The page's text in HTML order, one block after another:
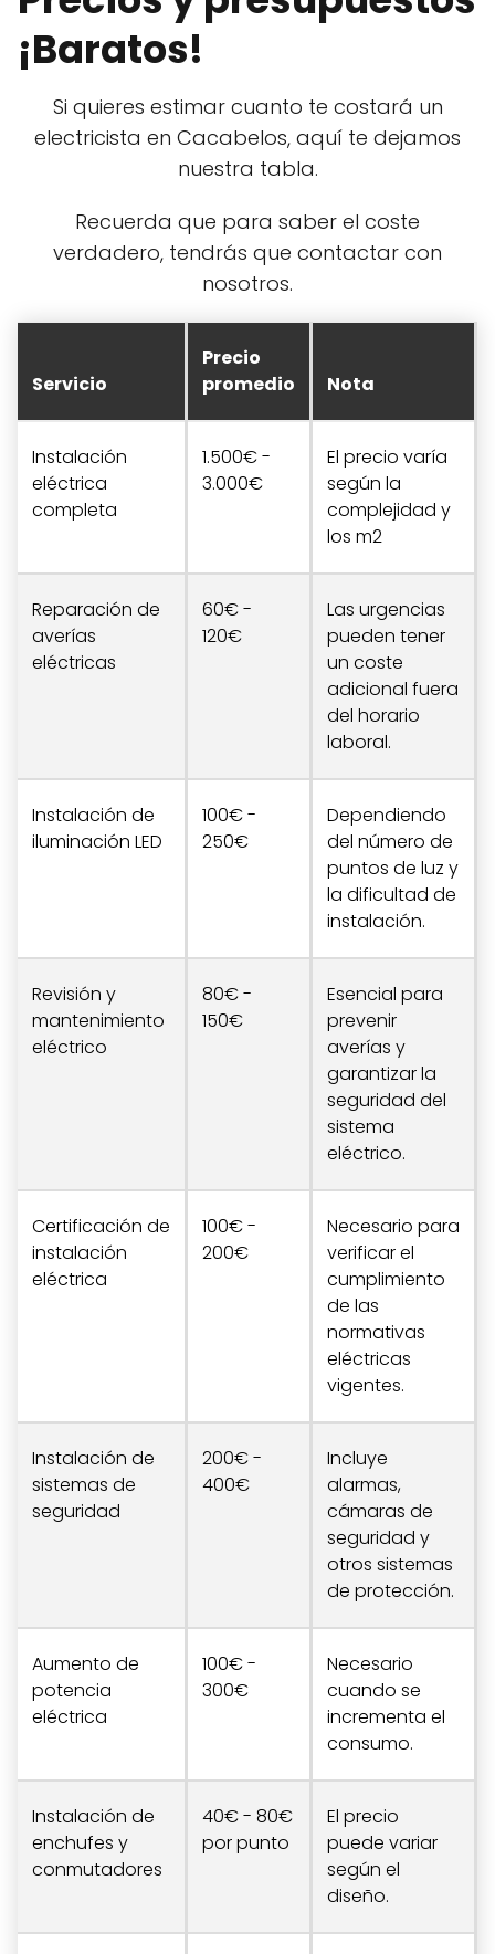
¡Baratos!
Si quieres estimar cuanto te costará un
electricista en Cacabelos, aquí te dejamos
nuestra tabla.
Recuerda que para saber el coste
verdadero, tendrás que contactar con
nosotros.
Servicio
Precio
promedio
Nota
Instalación
eléctrica
completa
1.500€ -
3.000€
El precio varía
según la
complejidad y
los m2
Reparación de
averías
eléctricas
60€ -
120€
Las urgencias
pueden tener
un coste
adicional fuera
del horario
laboral.
Instalación de
iluminación LED
100€ -
250€
Dependiendo
del número de
puntos de luz y
la dificultad de
instalación.
Revisión y
mantenimiento
eléctrico
80€ -
150€
Esencial para
prevenir
averías y
garantizar la
seguridad del
sistema
eléctrico.
Certificación de
instalación
eléctrica
100€ -
200€
Necesario para
verificar el
cumplimiento
de las
normativas
eléctricas
vigentes.
Instalación de
sistemas de
seguridad
200€ -
400€
Incluye
alarmas,
cámaras de
seguridad y
otros sistemas
de protección.
Aumento de
potencia
eléctrica
100€ -
300€
Necesario
cuando se
incrementa el
consumo.
Instalación de
enchufes y
conmutadores
40€ - 80€
por punto
El precio
puede variar
según el
diseño.